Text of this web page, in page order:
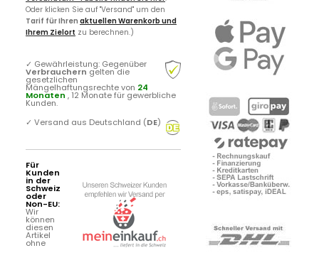
Oder klicken Sie auf "Versand" um den
Tarif für Ihren aktuellen Warenkorb und
Ihrem Zielort zu berechnen.)
✓ Gewährleistung: Gegenüber
Verbrauchern gelten die
gesetzlichen
Mängelhaftungsrechte von 24
Monaten , 12 Monate für gewerbliche
Kunden.
✓ Versand aus Deutschland (DE)
Für
Kunden
in der
Schweiz
oder
Non-EU:
Wir
können
diesen
Artikel
ohne